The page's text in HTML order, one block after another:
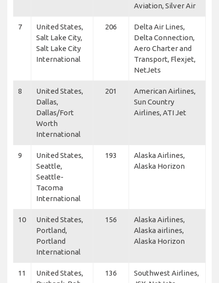
Aviation, Silver Air
7
United States,
Salt Lake City,
Salt Lake City
International
206
Delta Air Lines,
Delta Connection,
Aero Charter and
Transport, Flexjet,
NetJets
8
United States,
Dallas,
Dallas/Fort
Worth
International
201
American Airlines,
Sun Country
Airlines, ATI Jet
9
United States,
Seattle,
Seattle-
Tacoma
International
193
Alaska Airlines,
Alaska Horizon
10
United States,
Portland,
Portland
International
156
Alaska Airlines,
Alaska airlines,
Alaska Horizon
11
United States,
136
Southwest Airlines,